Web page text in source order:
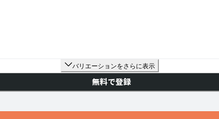
バリエーションをさらに表示
無料で登録